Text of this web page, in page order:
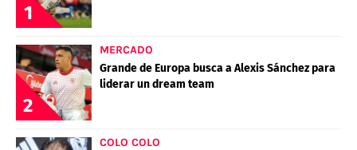
1
2
MERCADO
Grande de Europa busca a Alexis Sánchez para
liderar un dream team
COLO COLO